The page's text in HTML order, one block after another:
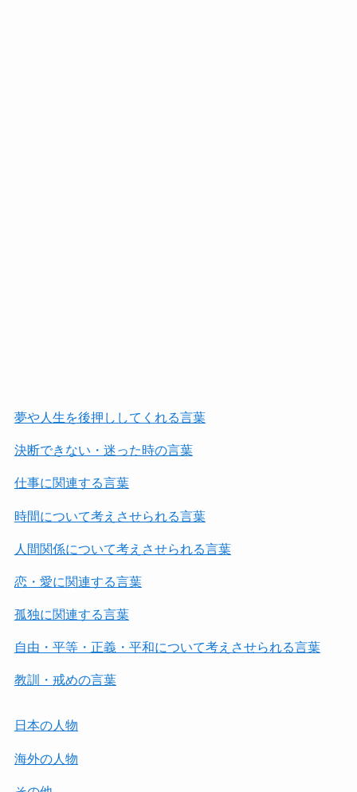
夢や人生を後押ししてくれる言葉
決断できない・迷った時の言葉
仕事に関連する言葉
時間について考えさせられる言葉
人間関係について考えさせられる言葉
恋・愛に関連する言葉
孤独に関連する言葉
自由・平等・正義・平和について考えさせられる言葉
教訓・戒めの言葉
日本の人物
海外の人物